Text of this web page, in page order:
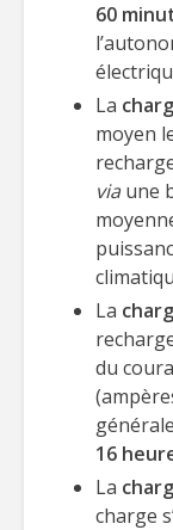
60
La
moyen
via une
La
du
16
La
charge